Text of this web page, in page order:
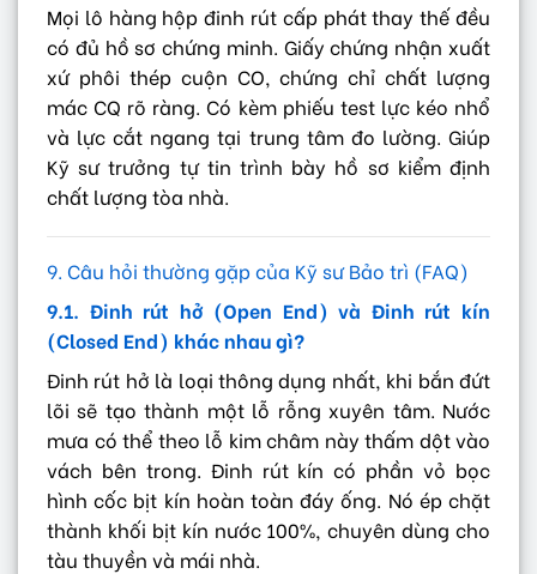
Mọi lô hàng hộp đinh rút cấp phát thay thế đều
có đủ hồ sơ chứng minh. Giấy chứng nhận xuất
xứ phôi thép cuộn CO, chứng chỉ chất lượng
mác CQ rõ ràng. Có kèm phiếu test lực kéo nhổ
và lực cắt ngang tại trung tâm đo lường. Giúp
Kỹ sư trưởng tự tin trình bày hồ sơ kiểm định
chất lượng tòa nhà.
9. Câu hỏi thường gặp của Kỹ sư Bảo trì (FAQ)
9.1. Đinh rút hở (Open End) và Đinh rút kín
(Closed End) khác nhau gì?
Đinh rút hở là loại thông dụng nhất, khi bắn đứt
lõi sẽ tạo thành một lỗ rỗng xuyên tâm. Nước
mưa có thể theo lỗ kim châm này thấm dột vào
vách bên trong. Đinh rút kín có phần vỏ bọc
hình cốc bịt kín hoàn toàn đáy ống. Nó ép chặt
thành khối bịt kín nước 100%, chuyên dùng cho
tàu thuyền và mái nhà.